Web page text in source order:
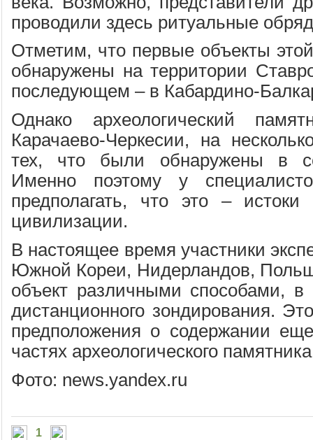
проводили здесь ритуальные
Отметим, что первые объекты
обнаружены на территории
последующем – в Кабардино-
Однако археологический
Карачаево-Черкесии, на
тех, что были обнаружены в
Именно поэтому у
предполагать, что это – истоки
цивилизации.
В настоящее время участники
Южной Кореи, Нидерландов,
объект различными способами,
дистанционного зондирования.
предположения о содержании
частях археологического
Фото: news.yandex.ru
1